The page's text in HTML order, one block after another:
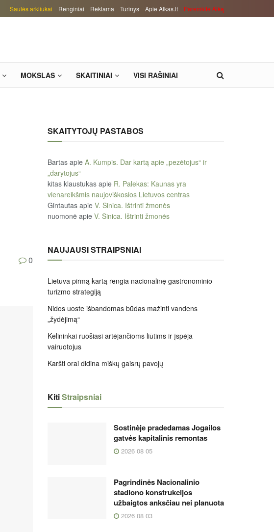
Saulės arkliukai Renginiai Reklama Turinys Apie Alkas.lt Paremkite Alką
MOKSLAS SKAITINIAI VISI RAŠINIAI
0
SKAITYTOJŲ PASTABOS
Bartas apie A. Kumpis. Dar kartą apie „pezėtojus“ ir
„darytojus“
kitas klaustukas apie R. Palekas: Kaunas yra
vienareikšmis naujoviškosios Lietuvos centras
Gintautas apie V. Sinica. Ištrinti žmonės
nuomonė apie V. Sinica. Ištrinti žmonės
NAUJAUSI STRAIPSNIAI
Lietuva pirmą kartą rengia nacionalinę gastronominio
turizmo strategiją
Nidos uoste išbandomas būdas mažinti vandens
„žydėjimą“
Kelininkai ruošiasi artėjančioms liūtims ir įspėja
vairuotojus
Karšti orai didina miškų gaisrų pavojų
KitiStraipsniai
Sostinėje pradedamas Jogailos
gatvės kapitalinis remontas
2026 08 05
Pagrindinės Nacionalinio
stadiono konstrukcijos
užbaigtos anksčiau nei planuota
2026 08 03